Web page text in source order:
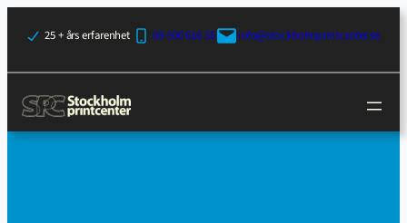
25 + års erfarenhet 08-506 616 35 info@stockholmprintcenter.se